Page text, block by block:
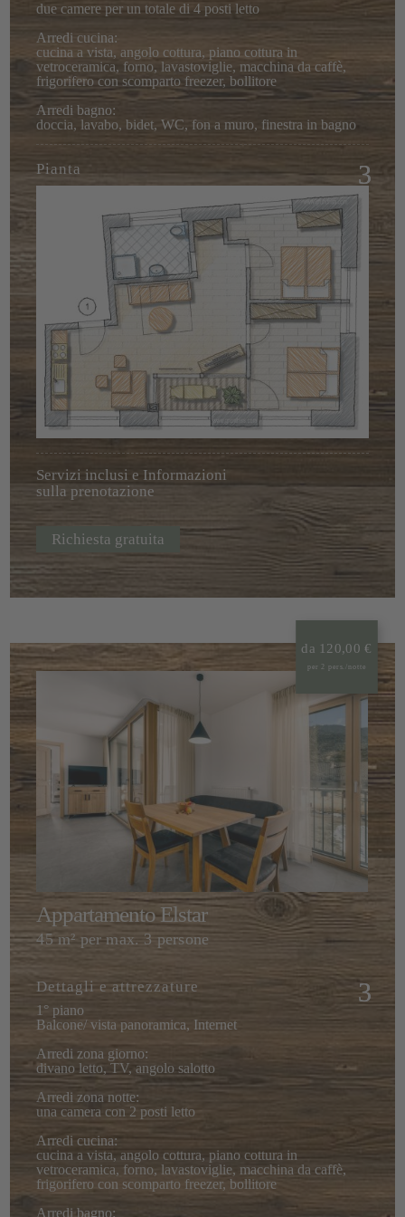
due camere per un totale di 4 posti letto
Arredi cucina:
cucina a vista, angolo cottura, piano cottura in
vetroceramica, forno, lavastoviglie, macchina da caffè,
frigorifero con scomparto freezer, bollitore
Arredi bagno:
doccia, lavabo, bidet, WC, fon a muro, finestra in bagno
Pianta
Servizi inclusi e Informazioni
sulla prenotazione
Richiesta gratuita
Appartamento Elstar
45 m² per max. 3 persone
Dettagli e attrezzature
1° piano
Balcone/ vista panoramica, Internet
Arredi zona giorno:
divano letto, TV, angolo salotto
Arredi zona notte:
una camera con 2 posti letto
Arredi cucina:
cucina a vista, angolo cottura, piano cottura in
vetroceramica, forno, lavastoviglie, macchina da caffè,
frigorifero con scomparto freezer, bollitore
Arredi bagno:
da 120,00 €
per 2 pers./notte